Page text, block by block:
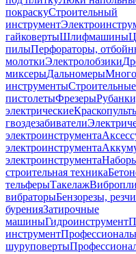
покраскуСтроительный
инструмент
гайковертыШлифмашины
пилыПерфораторы,
молоткиЭлектролобзики
миксерыДальномеры
инструменты
пистолетыФрезеры
электрические
гвоздезабиватели
электроинструмента
электроинструмента
электроинструмента
строительная техника
тельферыТакелаж
вибраторыБензорезы,
буренияЗатирочные
машиныГидроинструмент
инструмент
шуруповерты